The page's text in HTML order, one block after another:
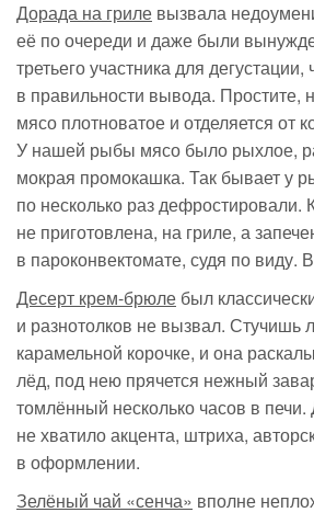
Дорада на гриле вызвала
её по очереди и даже были
третьего участника для
в правильности вывода. Простите,
мясо плотноватое и отделяется от
У нашей рыбы мясо было рыхлое,
мокрая промокашка. Так бывает у
по несколько раз
не приготовлена, на гриле, а
в пароконвектомате, судя по виду.
Десерт крем-брюле был
и разнотолков не вызвал. Стучишь
карамельной корочке, и она
лёд, под нею прячется нежный
томлённый несколько часов в
не хватило акцента, штриха,
в оформлении.
Зелёный чай «сенча» вполне